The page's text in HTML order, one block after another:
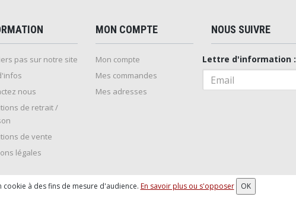
pas sur notre site
nous
de retrait /
de vente
légales
MON COMPTE
Mon compte
Mes commandes
Mes adresses
NOUS SUIVRE
Lettre d'information :
à des fins de mesure d'audience. En savoir plus ou s'opposer OK